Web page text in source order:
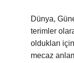
Dünya,
terimler
oldukları
mecaz